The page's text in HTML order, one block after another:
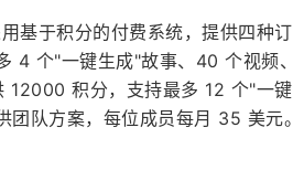
基于积分的付费系统，提供四种
4 个"一键生成"故事、40 个视
12000 积分，支持最多 12 个"一
团队方案，每位成员每月 35 美元。